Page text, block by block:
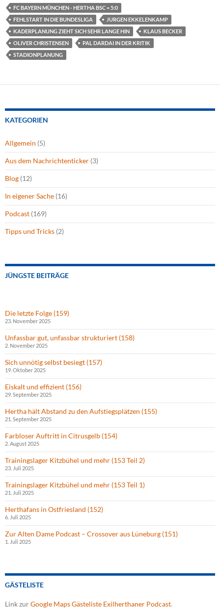
FC BAYERN MÜNCHEN - HERTHA BSC = 5:0
FEHLSTART IN DIE BUNDESLIGA
JURGEN EKKELENKAMP
KADERPLANUNG ZIEHT SICH SEHR LANGE HIN
KLAUS BECKER
OLIVER CHRISTENSEN
PAL DARDAI IN DER KRITIK
STADIONPLANUNG
KATEGORIEN
Allgemein (5)
Aus dem Nachrichtenticker (3)
Blog (12)
In eigener Sache (16)
Podcast (169)
Tipps und Tricks (2)
JÜNGSTE BEITRÄGE
Die letzte Folge (159)
23. November 2025
Unfassbar gut, unfassbar strukturiert (158)
2. November 2025
Sich unnötig selbst besiegt (157)
19. Oktober 2025
Eiskalt und effizient (156)
29. September 2025
Hertha hält Abstand zu den Aufstiegsplätzen (155)
21. September 2025
Farbloser Auftritt in Citrusgelb (154)
2. August 2025
Trainingslager Kitzbühel und mehr (153 Teil 2)
23. Juli 2025
Trainingslager Kitzbühel und mehr (153 Teil 1)
21. Juli 2025
Herthafans in Ostfriesland (152)
6. Juli 2025
Zur Alten Dame Podcast – Crossover aus Lüneburg (151)
1. Juli 2025
GÄSTELISTE
Link zurGoogle Maps Gästeliste Exilherthaner Podcast.